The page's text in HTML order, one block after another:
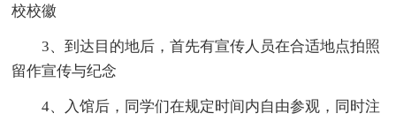
校校徽
3、到达目的地后，首先有宣传人员在合适地点拍照
留作宣传与纪念
4、入馆后，同学们在规定时间内自由参观，同时注